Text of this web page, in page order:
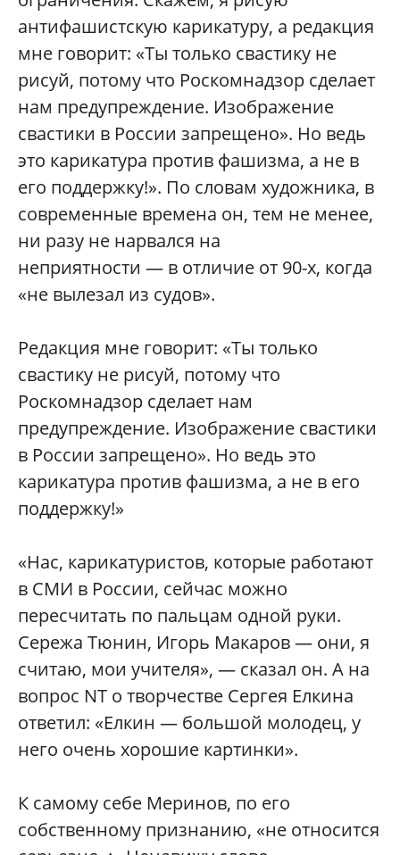
антифашистскую карикатуру, а редакция
мне говорит: «Ты только свастику не
рисуй, потому что Роскомнадзор сделает
нам предупреждение. Изображение
свастики в России запрещено». Но ведь
это карикатура против фашизма, а не в
его поддержку!». По словам художника, в
современные времена он, тем не менее,
ни разу не нарвался на
неприятности — в отличие от 90-х, когда
«не вылезал из судов».
Редакция мне говорит: «Ты только
свастику не рисуй, потому что
Роскомнадзор сделает нам
предупреждение. Изображение свастики
в России запрещено». Но ведь это
карикатура против фашизма, а не в его
поддержку!»
«Нас, карикатуристов, которые работают
в СМИ в России, сейчас можно
пересчитать по пальцам одной руки.
Сережа Тюнин, Игорь Макаров — они, я
считаю, мои учителя», — сказал он. А на
вопрос NT о творчестве Сергея Елкина
ответил: «Елкин — большой молодец, у
него очень хорошие картинки».
К самому себе Меринов, по его
собственному признанию, «не относится